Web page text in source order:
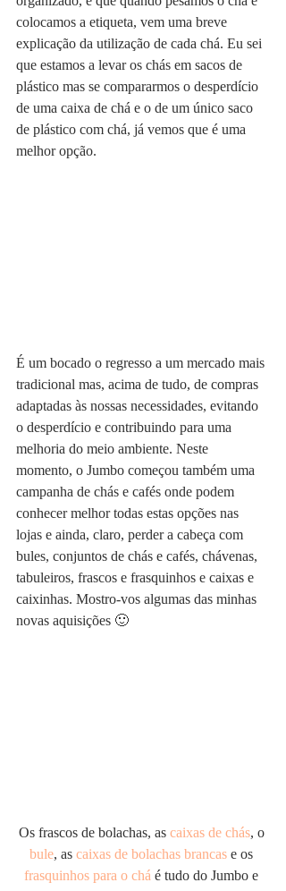
colocamos a etiqueta, vem uma breve
explicação da utilização de cada chá. Eu sei
que estamos a levar os chás em sacos de
plástico mas se compararmos o desperdício
de uma caixa de chá e o de um único saco
de plástico com chá, já vemos que é uma
melhor opção.
É um bocado o regresso a um mercado mais
tradicional mas, acima de tudo, de compras
adaptadas às nossas necessidades, evitando
o desperdício e contribuindo para uma
melhoria do meio ambiente. Neste
momento, o Jumbo começou também uma
campanha de chás e cafés onde podem
conhecer melhor todas estas opções nas
lojas e ainda, claro, perder a cabeça com
bules, conjuntos de chás e cafés, chávenas,
tabuleiros, frascos e frasquinhos e caixas e
caixinhas. Mostro-vos algumas das minhas
novas aquisições 🙂
Os frascos de bolachas, as caixas de chás, o
bule, as caixas de bolachas brancas e os
frasquinhos para o chá é tudo do Jumbo e